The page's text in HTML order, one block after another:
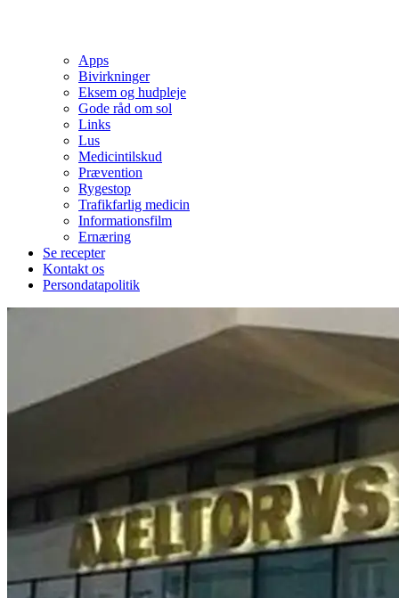
Apps
Bivirkninger
Eksem og hudpleje
Gode råd om sol
Links
Lus
Medicintilskud
Prævention
Rygestop
Trafikfarlig medicin
Informationsfilm
Ernæring
Se recepter
Kontakt os
Persondatapolitik